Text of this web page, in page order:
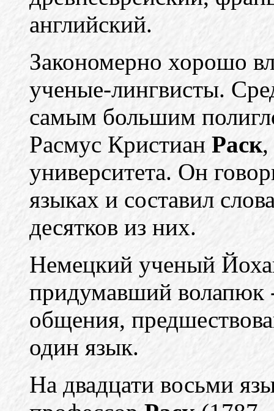
английский.
Закономерно хорошо
ученые-лингвисты.
самым большим
Расмус Кристиан Раск,
университета. Он
языках и составил
десятков из них.
Немецкий ученый
придумавший волапюк
общения,
один язык.
На двадцати восьми